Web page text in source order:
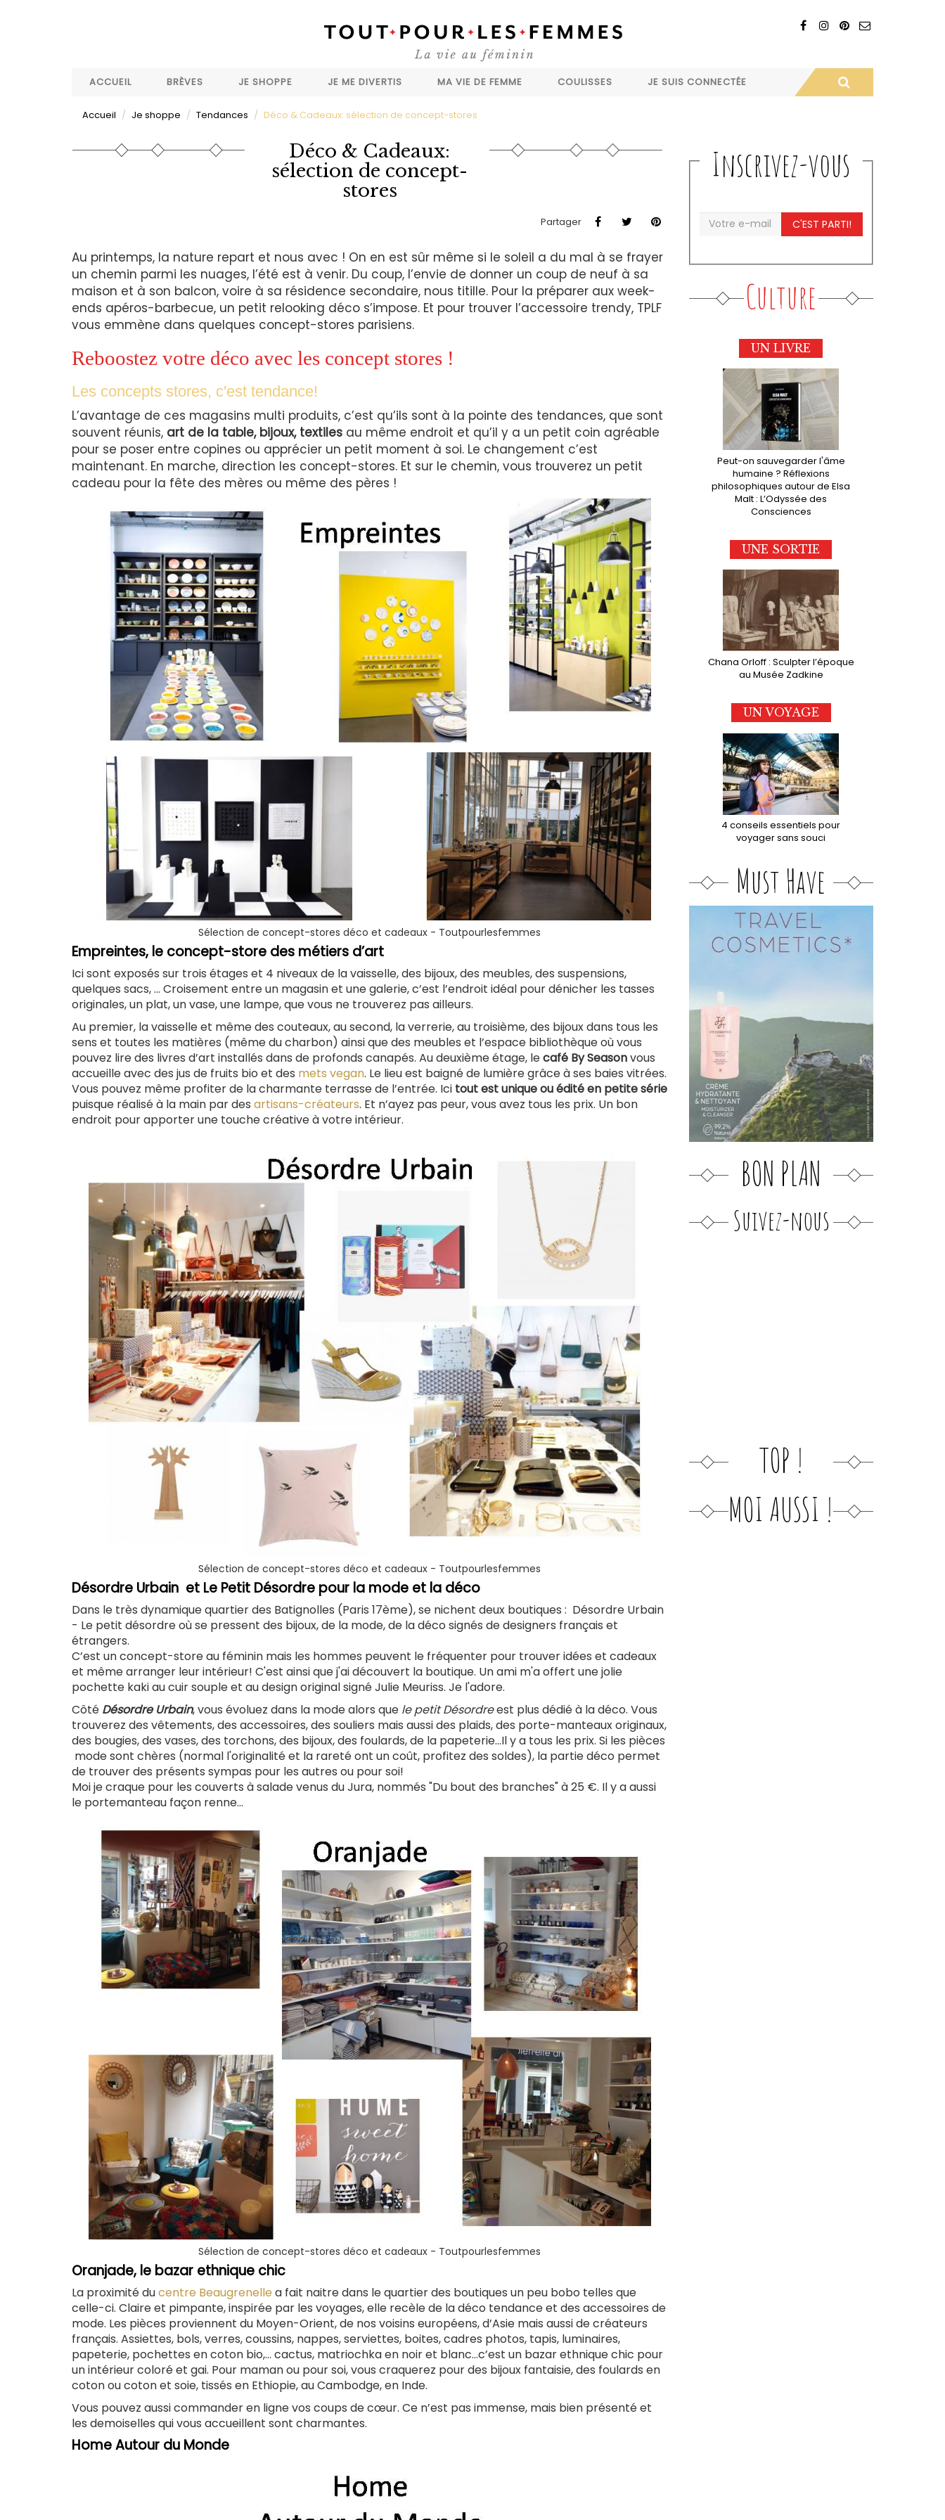
ACCUEIL
BRÈVES JE SHOPPE JE ME DIVERTIS MA VIE DE FEMME COULISSES JE SUIS CONNECTÉE
Accueil Je shoppe Tendances Déco & Cadeaux: sélection de concept-stores
Déco & Cadeaux:
sélection de concept-
stores
Partager
Au printemps, la nature repart et nous avec ! On en est sûr même si le soleil a du mal à se frayer
un chemin parmi les nuages, l’été est à venir. Du coup, l’envie de donner un coup de neuf à sa
maison et à son balcon, voire à sa résidence secondaire, nous titille. Pour la préparer aux week-
ends apéros-barbecue, un petit relooking déco s’impose. Et pour trouver l’accessoire trendy, TPLF
vous emmène dans quelques concept-stores parisiens.
Reboostez votre déco avec les concept stores !
Les concepts stores, c'est tendance!
L’avantage de ces magasins multi produits, c’est qu’ils sont à la pointe des tendances, que sont
souvent réunis, art de la table, bijoux, textiles au même endroit et qu’il y a un petit coin agréable
pour se poser entre copines ou apprécier un petit moment à soi. Le changement c’est
maintenant. En marche, direction les concept-stores. Et sur le chemin, vous trouverez un petit
cadeau pour la fête des mères ou même des pères !
Sélection de concept-stores déco et cadeaux - Toutpourlesfemmes
Empreintes, le concept-store des métiers d’art
Ici sont exposés sur trois étages et 4 niveaux de la vaisselle, des bijoux, des meubles, des suspensions,
quelques sacs, … Croisement entre un magasin et une galerie, c’est l’endroit idéal pour dénicher les tasses
originales, un plat, un vase, une lampe, que vous ne trouverez pas ailleurs.
Au premier, la vaisselle et même des couteaux, au second, la verrerie, au troisième, des bijoux dans tous les
sens et toutes les matières (même du charbon) ainsi que des meubles et l’espace bibliothèque où vous
pouvez lire des livres d’art installés dans de profonds canapés. Au deuxième étage, lecafé By Seasonvous
accueille avec des jus de fruits bio et des mets vegan. Le lieu est baigné de lumière grâce à ses baies vitrées.
Vous pouvez même profiter de la charmante terrasse de l’entrée. Ici tout est unique ou édité en petite série
puisque réalisé à la main par des artisans-créateurs. Et n’ayez pas peur, vous avez tous les prix. Un bon
endroit pour apporter une touche créative à votre intérieur.
Sélection de concept-stores déco et cadeaux - Toutpourlesfemmes
Désordre Urbain et Le Petit Désordre pour la mode et la déco
Dans le très dynamique quartier des Batignolles (Paris 17ème), se nichent deux boutiques : Désordre Urbain
- Le petit désordre où se pressent des bijoux, de la mode, de la déco signés de designers français et
étrangers.
C’est un concept-store au féminin mais les hommes peuvent le fréquenter pour trouver idées et cadeaux
et même arranger leur intérieur! C'est ainsi que j'ai découvert la boutique. Un ami m'a offert une jolie
pochette kaki au cuir souple et au design original signé Julie Meuriss. Je l'adore.
Côté Désordre Urbain, vous évoluez dans la mode alors que le petit Désordreest plus dédié à la déco. Vous
trouverez des vêtements, des accessoires, des souliers mais aussi des plaids, des porte-manteaux originaux,
des bougies, des vases, des torchons, des bijoux, des foulards, de la papeterie...Il y a tous les prix. Si les pièces
mode sont chères (normal l'originalité et la rareté ont un coût, profitez des soldes), la partie déco permet
de trouver des présents sympas pour les autres ou pour soi!
Moi je craque pour les couverts à salade venus du Jura, nommés "Du bout des branches" à 25 €. Il y a aussi
le portemanteau façon renne...
Sélection de concept-stores déco et cadeaux - Toutpourlesfemmes
Oranjade, le bazar ethnique chic
La proximité ducentre Beaugrenelle a fait naitre dans le quartier des boutiques un peu bobo telles que
celle-ci. Claire et pimpante, inspirée par les voyages, elle recèle de la déco tendance et des accessoires de
mode. Les pièces proviennent du Moyen-Orient, de nos voisins européens, d’Asie mais aussi de créateurs
français. Assiettes, bols, verres, coussins, nappes, serviettes, boites, cadres photos, tapis, luminaires,
papeterie, pochettes en coton bio,… cactus, matriochka en noir et blanc…c’est un bazar ethnique chic pour
un intérieur coloré et gai. Pour maman ou pour soi, vous craquerez pour des bijoux fantaisie, des foulards en
coton ou coton et soie, tissés en Ethiopie, au Cambodge, en Inde.
Vous pouvez aussi commander en ligne vos coups de cœur. Ce n’est pas immense, mais bien présenté et
les demoiselles qui vous accueillent sont charmantes.
Home Autour du Monde
Inscrivez-vous
C'EST PARTI!
Culture
UN LIVRE
Peut-on sauvegarder l'âme
humaine ? Réflexions
philosophiques autour de Elsa
Malt : L’Odyssée des
Consciences
UNE SORTIE
Chana Orloff : Sculpter l’époque
au Musée Zadkine
UN VOYAGE
4 conseils essentiels pour
voyager sans souci
Must Have
BON PLAN
Suivez-nous
TOP !
MOI AUSSI !